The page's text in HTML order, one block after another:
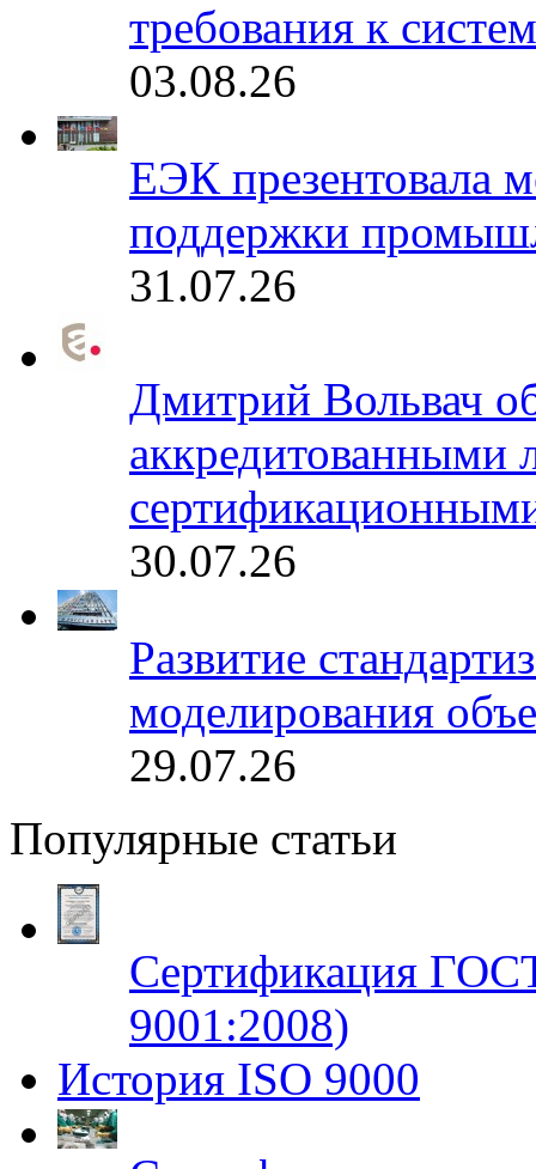
требования к
03.08.26
ЕЭК презентовала
поддержки
31.07.26
Дмитрий Вольвач
аккредитованными
30.07.26
Развитие
моделирования
29.07.26
Популярные статьи
Сертификация
9001:2008)
История ISO 9000